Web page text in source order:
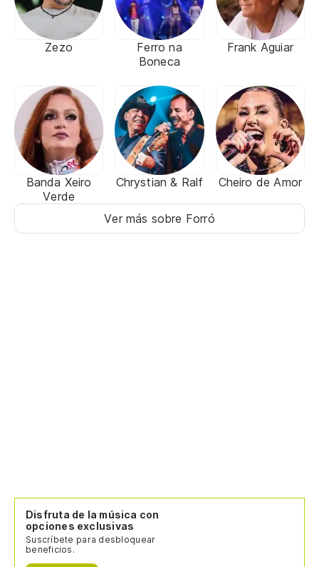
Zezo
Ferro na
Boneca
Frank Aguiar
Banda Xeiro
Verde
Chrystian & Ralf Cheiro de Amor
Ver más sobre Forró
Disfruta de la música con
opciones exclusivas
Suscríbete para desbloquear
beneficios.